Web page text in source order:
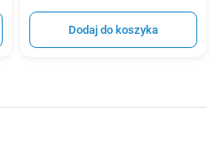
Dodaj do koszyka